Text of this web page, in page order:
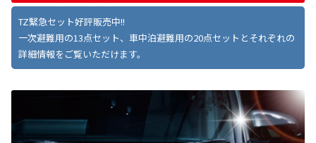
TZ緊急セット好評販売中!!
一次避難用の13点セット、車中泊避難用の20点セットとそれぞれの
詳細情報をご覧いただけます。